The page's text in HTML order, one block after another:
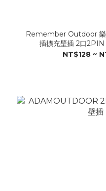
Remember Outdoor 樂
插擴充壁插 2口
NT$128 ~